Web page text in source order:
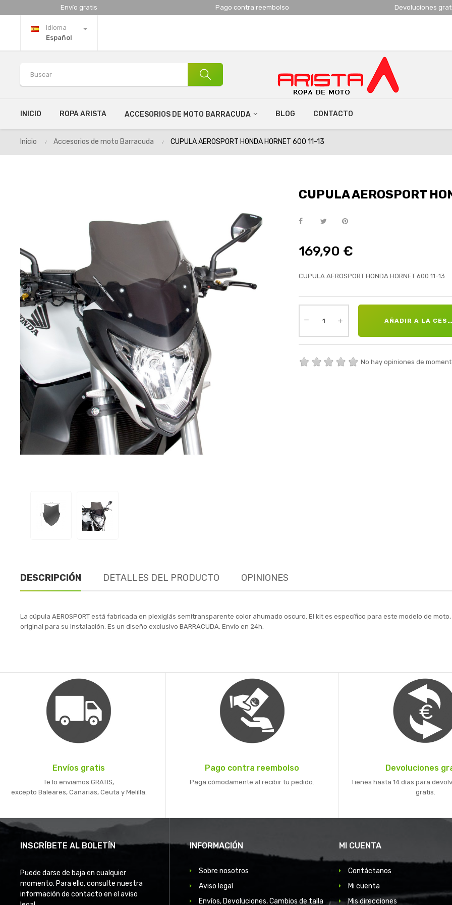
Envío gratis Pago contra reembolso Devoluciones
Idioma
Español
INICIO ROPA ARISTA ACCESORIOS DE MOTO BARRACUDA BLOG CONTACTO
Inicio Accesorios de moto Barracuda CUPULA AEROSPORT HONDA HORNET 600 11-13
CUPULA AEROSPORT
169,90 €
CUPULA AEROSPORT HONDA HORNET 600 11-13
AÑADIR A LA
No hay opiniones de
DESCRIPCIÓN DETALLES DEL PRODUCTO OPINIONES
La cúpula AEROSPORT está fabricada en plexiglás semitransparente color ahumado oscuro. El kit es específico para este modelo de
original para su instalación. Es un diseño exclusivo BARRACUDA. Envío en 24h.
Envíos gratis
Te lo enviamos GRATIS,
excepto Baleares, Canarias, Ceuta y Melilla.
Pago contra reembolso
Paga cómodamente al recibir tu pedido.
Devoluciones
Tienes hasta 14 días para
gratis.
INSCRÍBETE AL BOLETÍN
Puede darse de baja en cualquier
momento. Para ello, consulte nuestra
información de contacto en el aviso
INFORMACIÓN
Sobre nosotros
Aviso legal
Envíos, Devoluciones, Cambios de talla
MI CUENTA
Contáctanos
Mi cuenta
Mis direcciones